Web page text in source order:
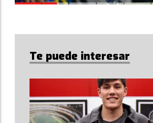
Te puede interesar